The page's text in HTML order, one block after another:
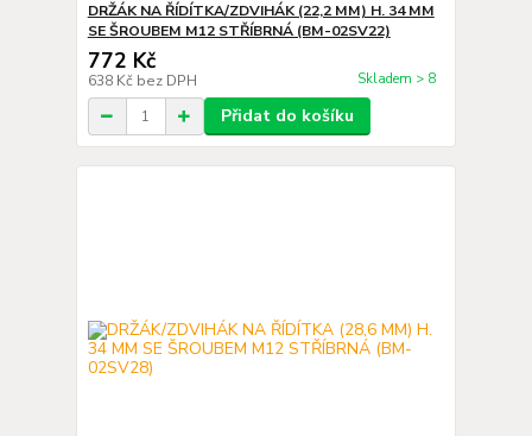
DRŽÁK NA ŘÍDÍTKA/ZDVIHÁK (22,2 MM) H. 34 MM
SE ŠROUBEM M12 STŘÍBRNÁ (BM-02SV22)
772 Kč
638 Kč bez DPH Skladem > 8
Přidat do košíku